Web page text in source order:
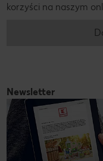
korzyści na naszym
Newsletter